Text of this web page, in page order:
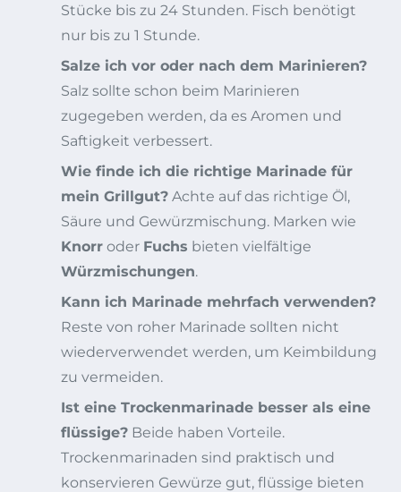
Stücke bis zu 24 Stunden. Fisch benötigt
nur bis zu 1 Stunde.
Salze ich vor oder nach dem Marinieren?
Salz sollte schon beim Marinieren
zugegeben werden, da es Aromen und
Saftigkeit verbessert.
Wie finde ich die richtige Marinade für
mein Grillgut? Achte auf das richtige Öl,
Säure und Gewürzmischung. Marken wie
Knorr oder Fuchs bieten vielfältige
Würzmischungen.
Kann ich Marinade mehrfach verwenden?
Reste von roher Marinade sollten nicht
wiederverwendet werden, um Keimbildung
zu vermeiden.
Ist eine Trockenmarinade besser als eine
flüssige? Beide haben Vorteile.
Trockenmarinaden sind praktisch und
konservieren Gewürze gut, flüssige bieten